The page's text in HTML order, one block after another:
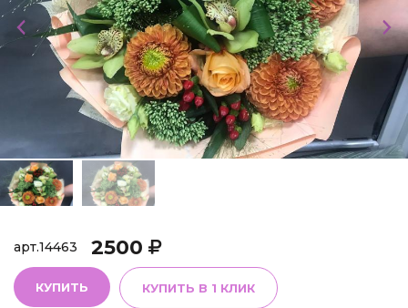
арт.14463 2500
КУПИТЬ КУПИТЬ В 1 КЛИК